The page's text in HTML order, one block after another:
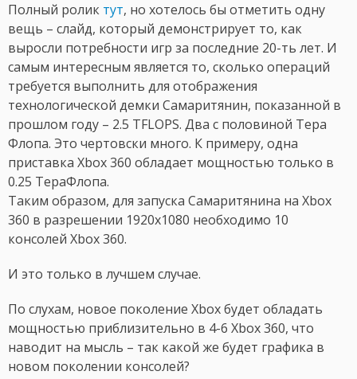
Полный ролик тут, но хотелось бы отметить одну
вещь – слайд, который демонстрирует то, как
выросли потребности игр за последние 20-ть лет. И
самым интересным является то, сколько операций
требуется выполнить для отображения
технологической демки Самаритянин, показанной в
прошлом году – 2.5 TFLOPS. Два с половиной Тера
Флопа. Это чертовски много. К примеру, одна
приставка Xbox 360 обладает мощностью только в
0.25 ТераФлопа.
Таким образом, для запуска Самаритянина на Xbox
360 в разрешении 1920x1080 необходимо 10
консолей Xbox 360.
И это только в лучшем случае.
По слухам, новое поколение Xbox будет обладать
мощностью приблизительно в 4-6 Xbox 360, что
наводит на мысль – так какой же будет графика в
новом поколении консолей?